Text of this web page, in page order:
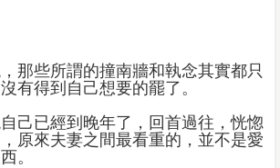
那些所謂的撞南牆和執念其實都只
有得到自己想要的罷了。
己已經到晚年了，回首過往，恍惚
原來夫妻之間最看重的，並不是愛
。